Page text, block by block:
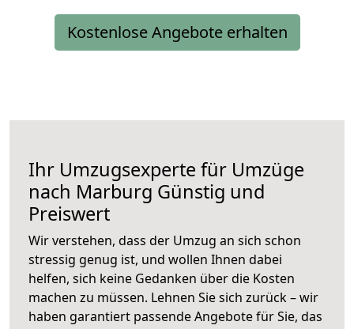
Kostenlose Angebote erhalten
Ihr Umzugsexperte für Umzüge
nach Marburg Günstig und
Preiswert
Wir verstehen, dass der Umzug an sich schon
stressig genug ist, und wollen Ihnen dabei
helfen, sich keine Gedanken über die Kosten
machen zu müssen. Lehnen Sie sich zurück – wir
haben garantiert passende Angebote für Sie, das